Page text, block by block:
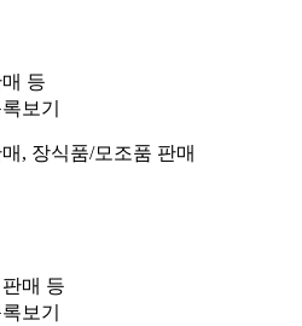
등
보기
, 장식품/모조품 판매
매 등
보기